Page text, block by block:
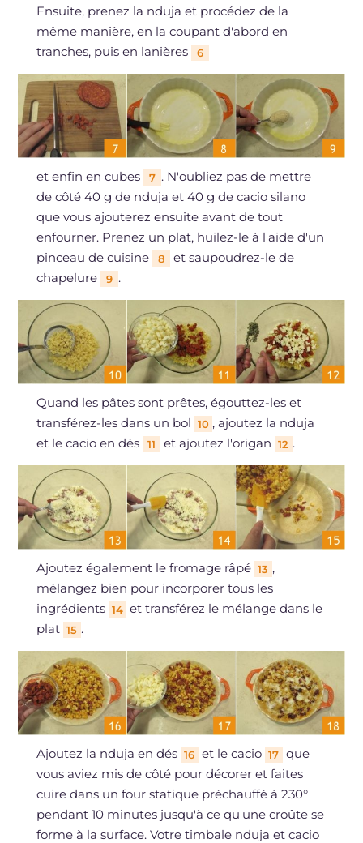
Ensuite, prenez la nduja et procédez de la
même manière, en la coupant d'abord en
tranches, puis en lanières
6
et enfin en cubes 7 . N'oubliez pas de mettre
de côté 40 g de nduja et 40 g de cacio silano
que vous ajouterez ensuite avant de tout
enfourner. Prenez un plat, huilez-le à l'aide d'un
pinceau de cuisine
8
et saupoudrez-le de
chapelure
9 .
Quand les pâtes sont prêtes, égouttez-les et
transférez-les dans un bol 10 , ajoutez la nduja
et le cacio en dés
11 et ajoutez l'origan 12 .
Ajoutez également le fromage râpé 13 ,
mélangez bien pour incorporer tous les
ingrédients 14 et transférez le mélange dans le
plat 15 .
Ajoutez la nduja en dés 16 et le cacio 17 que
vous aviez mis de côté pour décorer et faites
cuire dans un four statique préchauffé à 230°
pendant 10 minutes jusqu'à ce qu'une croûte se
forme à la surface. Votre timbale nduja et cacio